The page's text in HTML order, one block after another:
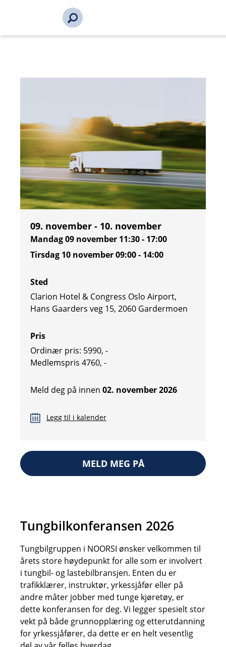
bli-medlem%2Fbli-medlem%2Ftungbilkonferansen-2026-
100556-100605&time=17861312321112087909